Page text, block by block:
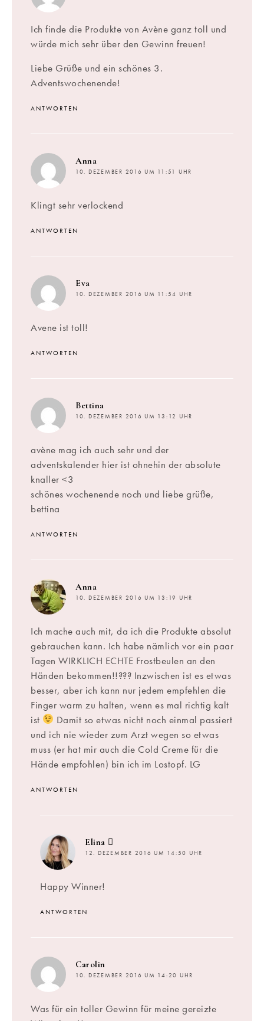
Ich finde die Produkte von Avène ganz toll und
würde mich sehr über den Gewinn freuen!
Liebe Grüße und ein schönes 3.
Adventswochenende!
ANTWORTEN
Anna
10. DEZEMBER 2016 UM 11:51 UHR
Klingt sehr verlockend
ANTWORTEN
Eva
10. DEZEMBER 2016 UM 11:54 UHR
Avene ist toll!
ANTWORTEN
Bettina
10. DEZEMBER 2016 UM 13:12 UHR
avène mag ich auch sehr und der
adventskalender hier ist ohnehin der absolute
knaller <3
schönes wochenende noch und liebe grüße,
bettina
ANTWORTEN
Anna
10. DEZEMBER 2016 UM 13:19 UHR
Ich mache auch mit, da ich die Produkte absolut
gebrauchen kann. Ich habe nämlich vor ein paar
Tagen WIRKLICH ECHTE Frostbeulen an den
Händen bekommen!!??? Inzwischen ist es etwas
besser, aber ich kann nur jedem empfehlen die
Finger warm zu halten, wenn es mal richtig kalt
ist
Damit so etwas nicht noch einmal passiert
und ich nie wieder zum Arzt wegen so etwas
muss (er hat mir auch die Cold Creme für die
Hände empfohlen) bin ich im Lostopf. LG
ANTWORTEN
Elina
12. DEZEMBER 2016 UM 14:50 UHR
Happy Winner!
ANTWORTEN
Carolin
10. DEZEMBER 2016 UM 14:20 UHR
Was für ein toller Gewinn für meine gereizte